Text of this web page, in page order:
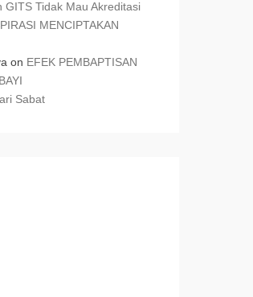
GITS Tidak Mau Akreditasi
MENCIPTAKAN
on EFEK PEMBAPTISAN
Sabat